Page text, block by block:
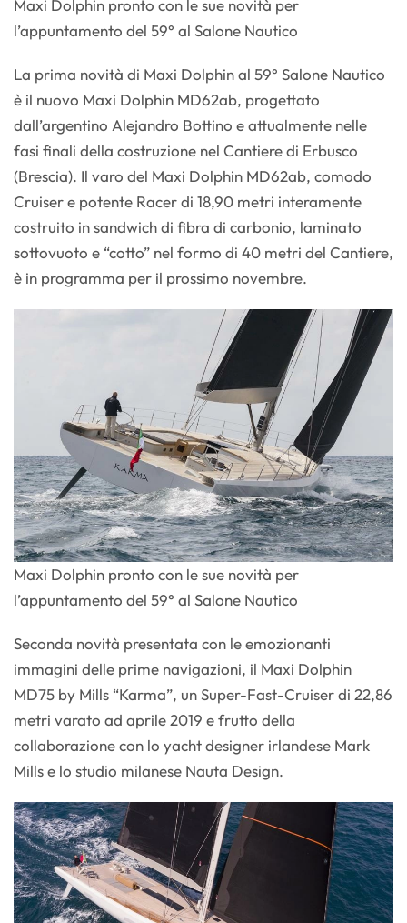
Maxi Dolphin pronto con le sue novità per
l’appuntamento del 59° al Salone Nautico
La prima novità di Maxi Dolphin al 59° Salone Nautico
è il nuovo Maxi Dolphin MD62ab, progettato
dall’argentino Alejandro Bottino e attualmente nelle
fasi finali della costruzione nel Cantiere di Erbusco
(Brescia). Il varo del Maxi Dolphin MD62ab, comodo
Cruiser e potente Racer di 18,90 metri interamente
costruito in sandwich di fibra di carbonio, laminato
sottovuoto e “cotto” nel formo di 40 metri del Cantiere,
è in programma per il prossimo novembre.
Maxi Dolphin pronto con le sue novità per
l’appuntamento del 59° al Salone Nautico
Seconda novità presentata con le emozionanti
immagini delle prime navigazioni, il Maxi Dolphin
MD75 by Mills “Karma”, un Super-Fast-Cruiser di 22,86
metri varato ad aprile 2019 e frutto della
collaborazione con lo yacht designer irlandese Mark
Mills e lo studio milanese Nauta Design.